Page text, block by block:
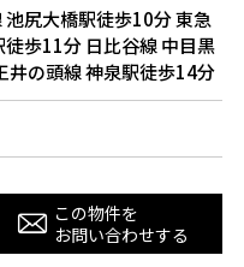
池尻大橋駅徒歩10分東急
徒歩11分日比谷線 中目黒
井の頭線 神泉駅徒歩14分
この物件を
お問い合わせする